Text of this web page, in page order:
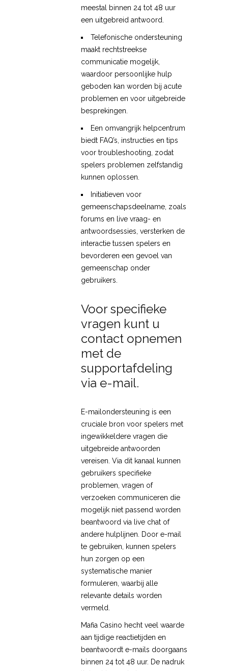
meestal binnen 24 tot 48 uur
een uitgebreid antwoord.
Telefonische ondersteuning
maakt rechtstreekse
communicatie mogelijk,
waardoor persoonlijke hulp
geboden kan worden bij acute
problemen en voor uitgebreide
besprekingen.
Een omvangrijk helpcentrum
biedt FAQ’s, instructies en tips
voor troubleshooting, zodat
spelers problemen zelfstandig
kunnen oplossen.
Initiatieven voor
gemeenschapsdeelname, zoals
forums en live vraag- en
antwoordsessies, versterken de
interactie tussen spelers en
bevorderen een gevoel van
gemeenschap onder
gebruikers.
Voor specifieke
vragen kunt u
contact opnemen
met de
supportafdeling
via e-mail.
E-mailondersteuning is een
cruciale bron voor spelers met
ingewikkeldere vragen die
uitgebreide antwoorden
vereisen. Via dit kanaal kunnen
gebruikers specifieke
problemen, vragen of
verzoeken communiceren die
mogelijk niet passend worden
beantwoord via live chat of
andere hulplijnen. Door e-mail
te gebruiken, kunnen spelers
hun zorgen op een
systematische manier
formuleren, waarbij alle
relevante details worden
vermeld.
Mafia Casino hecht veel waarde
aan tijdige reactietijden en
beantwoordt e-mails doorgaans
binnen 24 tot 48 uur. De nadruk